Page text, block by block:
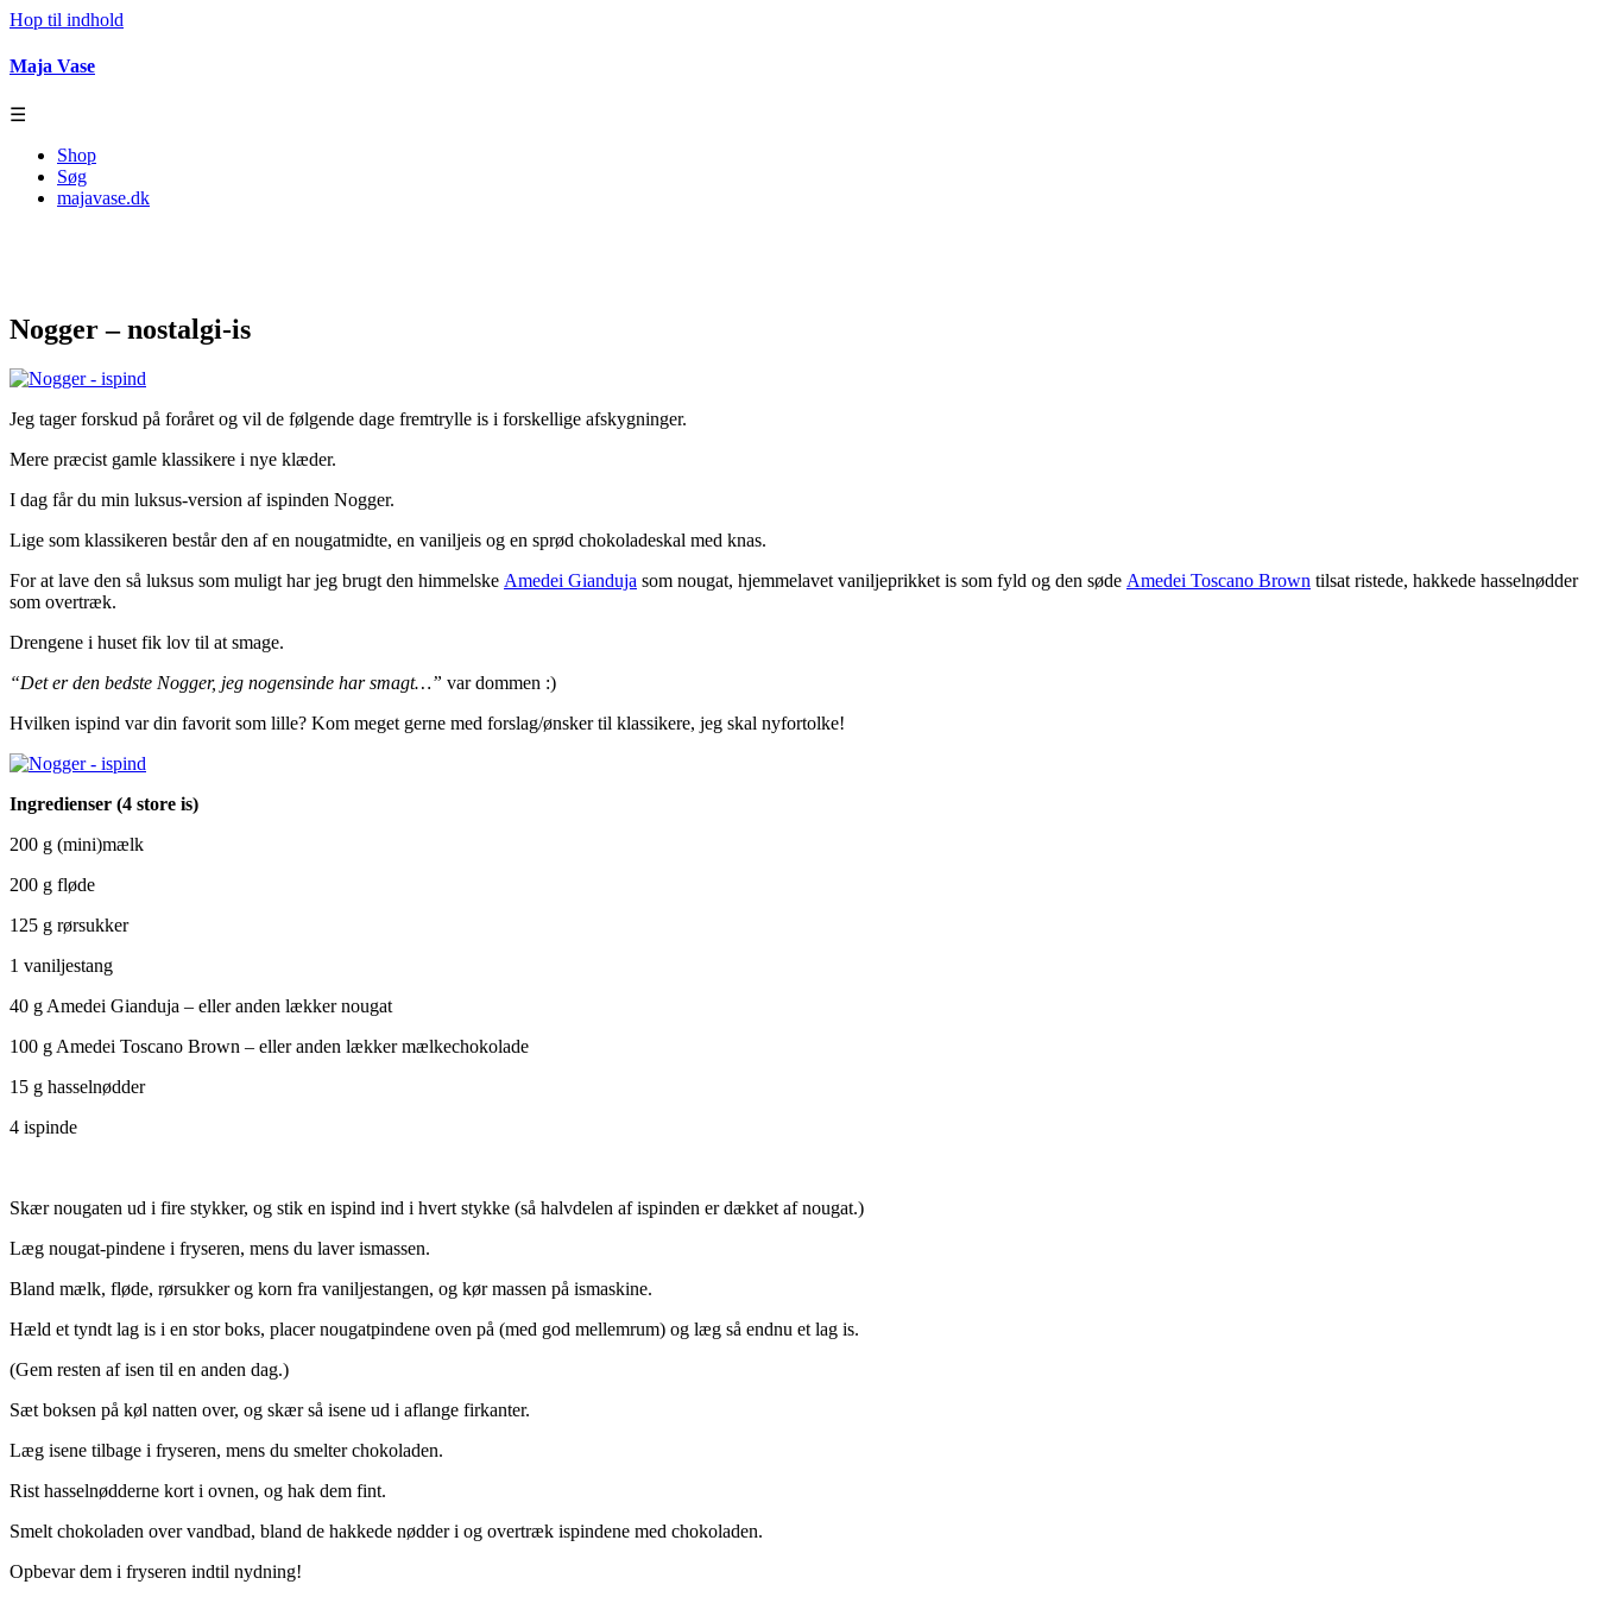
Hop til indhold
Maja Vase
☰
Shop
Søg
majavase.dk
Nogger – nostalgi-is
Jeg tager forskud på foråret og vil de følgende dage fremtrylle is i forskellige afskygninger.
Mere præcist gamle klassikere i nye klæder.
I dag får du min luksus-version af ispinden Nogger.
Lige som klassikeren består den af en nougatmidte, en vaniljeis og en sprød chokoladeskal med knas.
For at lave den så luksus som muligt har jeg brugt den himmelske Amedei Gianduja som nougat, hjemmelavet vaniljeprikket is som fyld og den søde Amedei Toscano Brown tilsat ristede, hakkede hasselnødder
som overtræk.
Drengene i huset fik lov til at smage.
“Det er den bedste Nogger, jeg nogensinde har smagt…” var dommen :)
Hvilken ispind var din favorit som lille? Kom meget gerne med forslag/ønsker til klassikere, jeg skal nyfortolke!
Ingredienser (4 store is)
200 g (mini)mælk
200 g fløde
125 g rørsukker
1 vaniljestang
40 g Amedei Gianduja – eller anden lækker nougat
100 g Amedei Toscano Brown – eller anden lækker mælkechokolade
15 g hasselnødder
4 ispinde
Skær nougaten ud i fire stykker, og stik en ispind ind i hvert stykke (så halvdelen af ispinden er dækket af nougat.)
Læg nougat-pindene i fryseren, mens du laver ismassen.
Bland mælk, fløde, rørsukker og korn fra vaniljestangen, og kør massen på ismaskine.
Hæld et tyndt lag is i en stor boks, placer nougatpindene oven på (med god mellemrum) og læg så endnu et lag is.
(Gem resten af isen til en anden dag.)
Sæt boksen på køl natten over, og skær så isene ud i aflange firkanter.
Læg isene tilbage i fryseren, mens du smelter chokoladen.
Rist hasselnødderne kort i ovnen, og hak dem fint.
Smelt chokoladen over vandbad, bland de hakkede nødder i og overtræk ispindene med chokoladen.
Opbevar dem i fryseren indtil nydning!